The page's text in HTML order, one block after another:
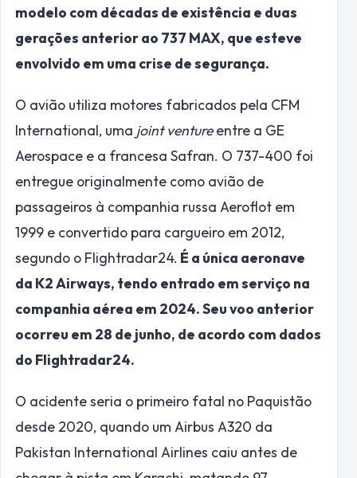
modelo com décadas de existência e duas
gerações anterior ao 737 MAX, que esteve
envolvido em uma crise de segurança.
O avião utiliza motores fabricados pela CFM
International, uma joint ventureentre a GE
Aerospace e a francesa Safran. O 737-400 foi
entregue originalmente como avião de
passageiros à companhia russa Aeroflot em
1999 e convertido para cargueiro em 2012,
segundo o Flightradar24. É a única aeronave
da K2 Airways, tendo entrado em serviço na
companhia aérea em 2024. Seu voo anterior
ocorreu em 28 de junho, de acordo com dados
do Flightradar24.
O acidente seria o primeiro fatal no Paquistão
desde 2020, quando um Airbus A320 da
Pakistan International Airlines caiu antes de